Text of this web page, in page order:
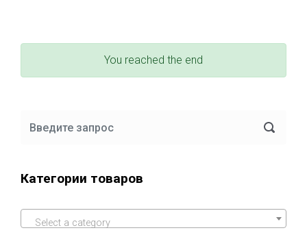
You reached the end
Категории товаров
Select a category